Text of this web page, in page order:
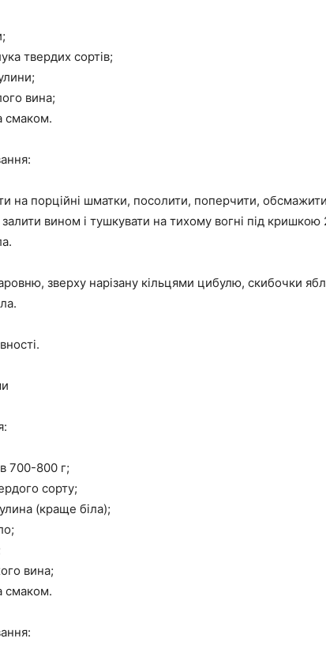
твердих сортів;
вина;
смаком.
на порційні шматки, посолити, поперчити,
залити вином і тушкувати на тихому вогні під
зверху нарізану кільцями цибулю, скибочки
700-800 г;
сорту;
(краще біла);
вина;
смаком.